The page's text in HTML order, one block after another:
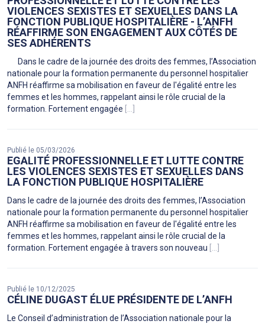
VIOLENCES SEXISTES ET SEXUELLES DANS LA
FONCTION PUBLIQUE HOSPITALIÈRE - L’ANFH
RÉAFFIRME SON ENGAGEMENT AUX CÔTÉS DE
SES ADHÉRENTS
Dans le cadre de la journée des droits des femmes, l’Association
nationale pour la formation permanente du personnel hospitalier
ANFH réaffirme sa mobilisation en faveur de l'égalité entre les
femmes et les hommes, rappelant ainsi le rôle crucial de la
formation. Fortement engagée [...]
Publié le 05/03/2026
EGALITÉ PROFESSIONNELLE ET LUTTE CONTRE
LES VIOLENCES SEXISTES ET SEXUELLES DANS
LA FONCTION PUBLIQUE HOSPITALIÈRE
Dans le cadre de la journée des droits des femmes, l’Association
nationale pour la formation permanente du personnel hospitalier
ANFH réaffirme sa mobilisation en faveur de l'égalité entre les
femmes et les hommes, rappelant ainsi le rôle crucial de la
formation. Fortement engagée à travers son nouveau [...]
Publié le 10/12/2025
CÉLINE DUGAST ÉLUE PRÉSIDENTE DE L’ANFH
Le Conseil d’administration de l’Association nationale pour la